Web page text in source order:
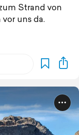
Strand von
uns da.